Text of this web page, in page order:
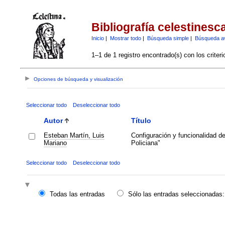
Bibliografía
Inicio| Mostrar todo| Búsqueda simple| Búsqueda
1–1 de 1 registro encontrado(s) con los
Opciones de búsqueda y visualización
Seleccionar todo Deseleccionar todo
Autor Título
Esteban Martín, Luis
Mariano
Configuración y funcionalidad
Policiana"
Seleccionar todo Deseleccionar todo
Todas las entradas
Sólo las entradas seleccionadas: